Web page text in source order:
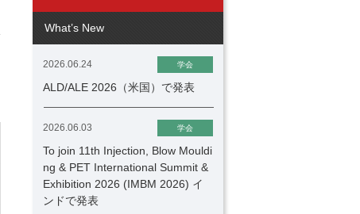
What’s New
2026.06.24 学会
ALD/ALE 2026（米国）で発表
2026.06.03 学会
To join 11th Injection, Blow Mouldi
ng & PET International Summit &
Exhibition 2026 (IMBM 2026) イ
ンドで発表